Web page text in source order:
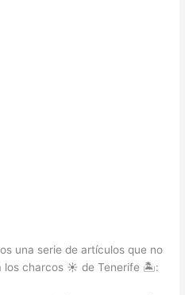
una serie de artículos que no
los charcos ☀️ de Tenerife 🏝️: